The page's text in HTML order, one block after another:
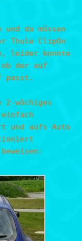
da müssen
Thule ClipOn
leider konnte
der auf
passt.
wöchiges
und aufs Auto